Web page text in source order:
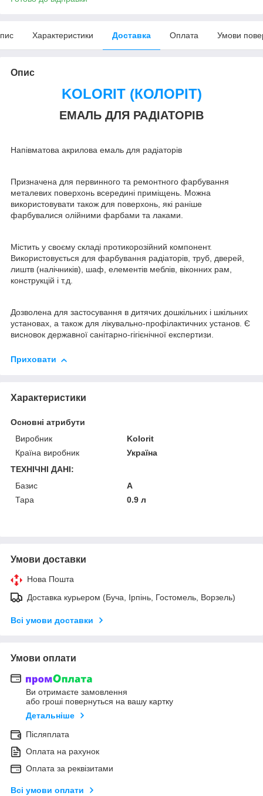
Характеристики Доставка Оплата Умови
Опис
KOLORIT (КОЛОРІТ)
ЕМАЛЬ ДЛЯ РАДІАТОРІВ
Напівматова акрилова емаль для радіаторів
Призначена для первинного та ремонтного фарбування
металевих поверхонь всередині приміщень. Можна
використовувати також для поверхонь, які раніше
фарбувалися олійними фарбами та лаками.
Містить у своєму складі протикорозійний компонент.
Використовується для фарбування радіаторів, труб, дверей,
лиштв (налічників), шаф, елементів меблів, віконних рам,
конструкцій і т.д.
Дозволена для застосування в дитячих дошкільних і шкільних
установах, а також для лікувально-профілактичних установ. Є
висновок державної санітарно-гігієнічної експертизи.
Приховати
Характеристики
Основні атрибути
Виробник
Kolorit
Країна виробник
Україна
ТЕХНІЧНІ ДАНІ:
Базис
A
Тара
0.9 л
Умови доставки
Нова Пошта
Доставка курьером (Буча, Ірпінь, Гостомель, Ворзель)
Всі умови доставки
Умови оплати
Ви отримаєте замовлення
або гроші повернуться на вашу картку
Детальніше
Післяплата
Оплата на рахунок
Оплата за реквізитами
Всі умови оплати